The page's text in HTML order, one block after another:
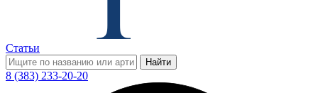
Статьи
Найти
8 (383) 233-20-20